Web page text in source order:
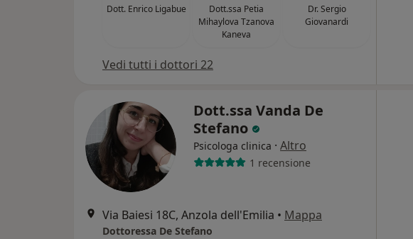
Dott. Enrico Ligabue
Dott.ssa Petia
Mihaylova Tzanova
Kaneva
Dr. Sergio
Giovanardi
Vedi tutti i dottori 22
Dott.ssa Vanda De
Stefano
Psicologa clinica · Altro
1 recensione
Via Baiesi 18C, Anzola dell'Emilia • Mappa
Dottoressa De Stefano